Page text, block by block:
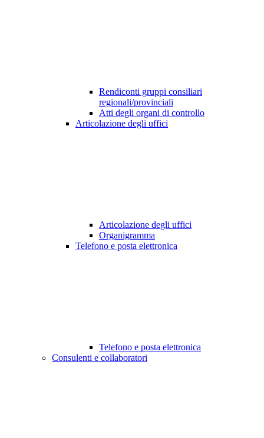
Rendiconti gruppi consiliari
regionali/provinciali
Atti degli organi di controllo
Articolazione degli uffici
Articolazione degli uffici
Organigramma
Telefono e posta elettronica
Telefono e posta elettronica
Consulenti e collaboratori